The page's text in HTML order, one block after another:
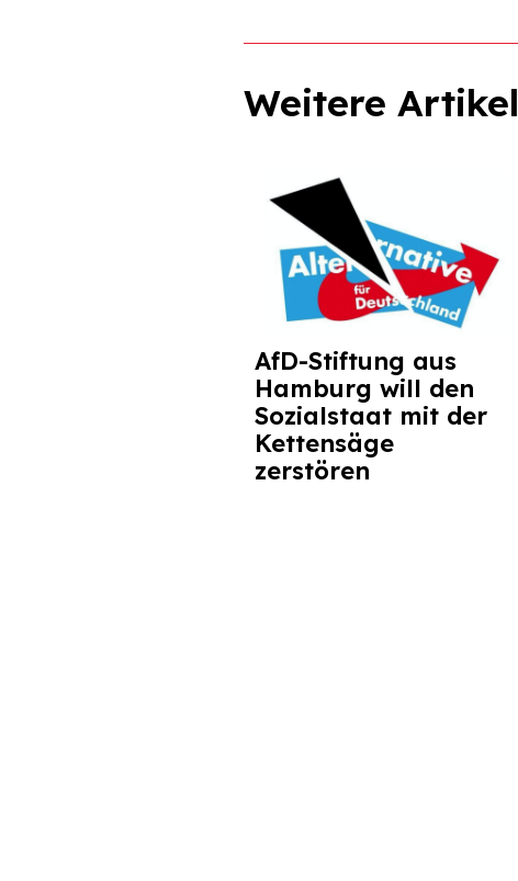
Weitere Artikel
AfD-Stiftung aus
Hamburg will den
Sozialstaat mit der
Kettensäge
zerstören